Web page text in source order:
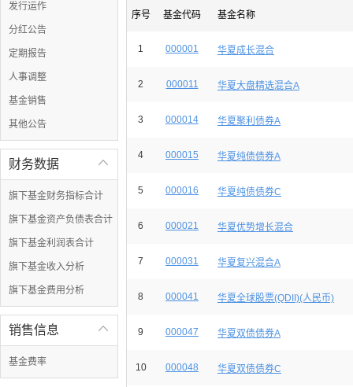
发行运作
分红公告
定期报告
人事调整
基金销售
其他公告

财务数据
旗下基金财务指标合计
旗下基金资产负债表合计
旗下基金利润表合计
旗下基金收入分析
旗下基金费用分析

销售信息
基金费率
序号 基金代码 基金名称
1 000001 华夏成长混合
2 000011 华夏大盘精选混合A
3 000014 华夏聚利债券A
4 000015 华夏纯债债券A
5 000016 华夏纯债债券C
6 000021 华夏优势增长混合
7 000031 华夏复兴混合A
8 000041 华夏全球股票(QDII)(人民币)
9 000047 华夏双债债券A
10 000048 华夏双债债券C